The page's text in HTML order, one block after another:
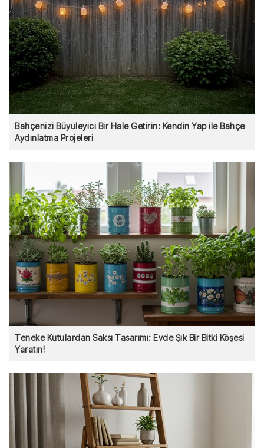
Bahçenizi Büyüleyici Bir Hale Getirin: Kendin Yap ile Bahçe
Aydınlatma Projeleri
Teneke Kutulardan Saksı Tasarımı: Evde Şık Bir Bitki Köşesi
Yaratın!